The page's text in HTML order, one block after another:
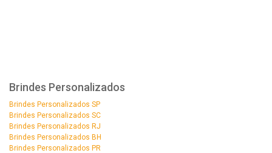
Brindes Personalizados
Brindes Personalizados SP
Brindes Personalizados SC
Brindes Personalizados RJ
Brindes Personalizados BH
Brindes Personalizados PR